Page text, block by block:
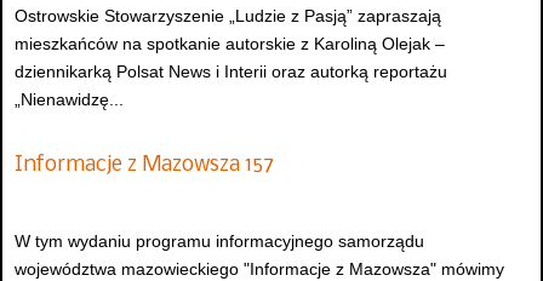
Ostrowskie Stowarzyszenie „Ludzie z Pasją” zapraszają
mieszkańców na spotkanie autorskie z Karoliną Olejak –
dziennikarką Polsat News i Interii oraz autorką reportażu
„Nienawidzę...
Informacje z Mazowsza 157
W tym wydaniu programu informacyjnego samorządu
województwa mazowieckiego "Informacje z Mazowsza" mówimy